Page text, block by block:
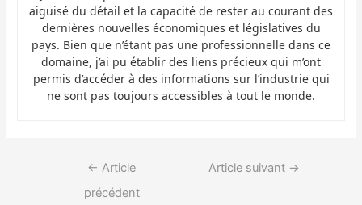
aiguisé du détail et la capacité de rester au courant des
dernières nouvelles économiques et législatives du
pays. Bien que n’étant pas une professionnelle dans ce
domaine, j’ai pu établir des liens précieux qui m’ont
permis d’accéder à des informations sur l’industrie qui
ne sont pas toujours accessibles à tout le monde.
Navigation← Article
précédent
Article suivant →